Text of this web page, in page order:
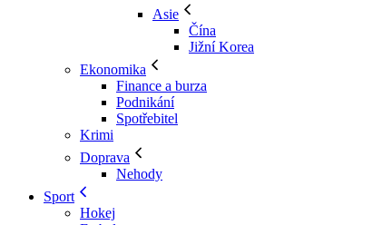
Asie
Čína
Jižní Korea
Ekonomika
Finance a burza
Podnikání
Spotřebitel
Krimi
Doprava
Nehody
Sport
Hokej